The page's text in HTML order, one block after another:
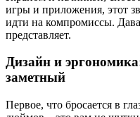
4096ГБ,
NVIDIA
GeForce
5090
для
24ГБ,
игры и приложения, этот
идти на компромиссы.
представляет.
Дизайн и
заметный
Первое, что бросается в